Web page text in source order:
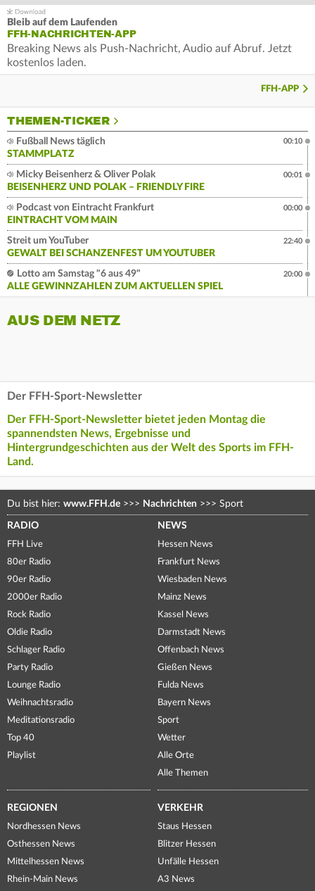
Bleib auf dem Laufenden
FFH-NACHRICHTEN-APP
Breaking News als Push-Nachricht, Audio auf Abruf. Jetzt
kostenlos laden.
FFH-APP
THEMEN-TICKER
Fußball News täglich
STAMMPLATZ
00:10
Micky Beisenherz & Oliver Polak
BEISENHERZ UND POLAK – FRIENDLY FIRE
00:01
Podcast von Eintracht Frankfurt
EINTRACHT VOM MAIN
00:00
Streit um YouTuber
GEWALT BEI SCHANZENFEST UM YOUTUBER
22:40
Lotto am Samstag "6 aus 49"
ALLE GEWINNZAHLEN ZUM AKTUELLEN SPIEL
20:00
AUS DEM NETZ
Der FFH-Sport-Newsletter
Der FFH-Sport-Newsletter bietet jeden Montag die
spannendsten News, Ergebnisse und
Hintergrundgeschichten aus der Welt des Sports im FFH-
Land.
Du bist hier: www.FFH.de >>> Nachrichten >>> Sport
RADIO
FFH Live
80er Radio
90er Radio
2000er Radio
Rock Radio
Oldie Radio
Schlager Radio
Party Radio
Lounge Radio
Weihnachtsradio
Meditationsradio
Top 40
Playlist
NEWS
Hessen News
Frankfurt News
Wiesbaden News
Mainz News
Kassel News
Darmstadt News
Offenbach News
Gießen News
Fulda News
Bayern News
Sport
Wetter
Alle Orte
Alle Themen
REGIONEN
Nordhessen News
Osthessen News
Mittelhessen News
Rhein-Main News
VERKEHR
Staus Hessen
Blitzer Hessen
Unfälle Hessen
A3 News